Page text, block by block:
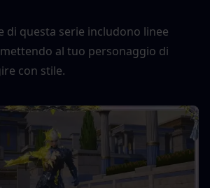
di questa serie includono linee
al tuo personaggio di
con stile.